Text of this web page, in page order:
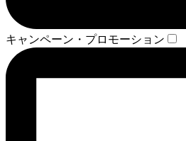
キャンペーン・プロモーション